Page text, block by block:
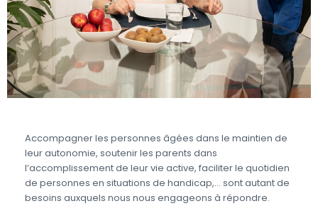
Accompagner les personnes âgées dans le maintien de
leur autonomie, soutenir les parents dans
l’accomplissement de leur vie active, faciliter le quotidien
de personnes en situations de handicap,… sont autant de
besoins auxquels nous nous engageons à répondre.